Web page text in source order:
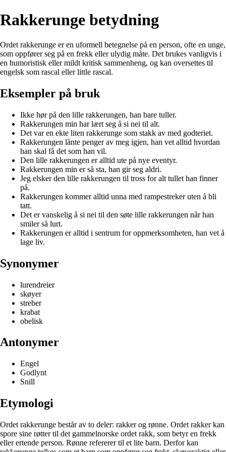
Rakkerunge betydning
Ordet rakkerunge er en uformell betegnelse på en person, ofte en unge,
som oppfører seg på en frekk eller ulydig måte. Det brukes vanligvis i
en humoristisk eller mildt kritisk sammenheng, og kan oversettes til
engelsk som rascal eller little rascal.
Eksempler på bruk
Ikke hør på den lille rakkerungen, han bare tuller.
Rakkerungen min har lært seg å si nei til alt.
Det var en ekte liten rakkerunge som stakk av med godteriet.
Rakkerungen lånte penger av meg igjen, han vet alltid hvordan
han skal få det som han vil.
Den lille rakkerungen er alltid ute på nye eventyr.
Rakkerungen min er så sta, han gir seg aldri.
Jeg elsker den lille rakkerungen til tross for alt tullet han finner
på.
Rakkerungen kommer alltid unna med rampestreker uten å bli
tatt.
Det er vanskelig å si nei til den søte lille rakkerungen når han
smiler så lurt.
Rakkerungen er alltid i sentrum for oppmerksomheten, han vet å
lage liv.
Synonymer
lurendreier
skøyer
streber
krabat
obelisk
Antonymer
Engel
Godlynt
Snill
Etymologi
Ordet rakkerunge består av to deler: rakker og rønne. Ordet rakker kan
spore sine røtter til det gammelnorske ordet rakk, som betyr en frekk
eller ertende person. Rønne refererer til et lite barn. Derfor kan